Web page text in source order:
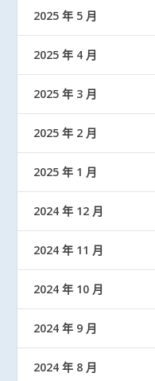
2025 年 5 月
2025 年 4 月
2025 年 3 月
2025 年 2 月
2025 年 1 月
2024 年 12 月
2024 年 11 月
2024 年 10 月
2024 年 9 月
2024 年 8 月